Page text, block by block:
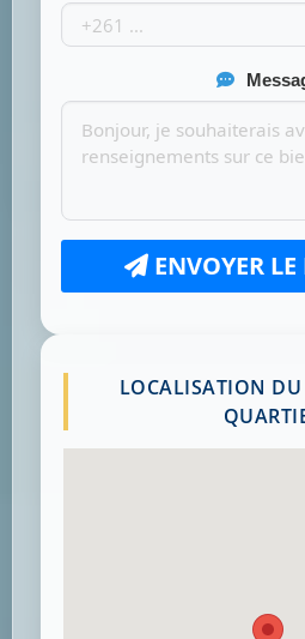
ENVOYER LE
LOCALISATION